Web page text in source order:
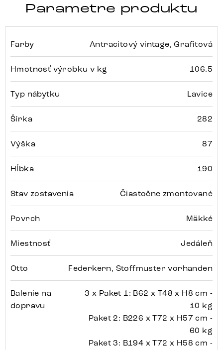
Parametre produktu
Farby Antracitový vintage, Grafitová
Hmotnosť výrobku v kg 106.5
Typ nábytku Lavice
Šírka 282
Výška 87
Hĺbka 190
Stav zostavenia Čiastočne zmontované
Povrch Mäkké
Miestnosť Jedáleň
Otto Federkern, Stoffmuster vorhanden
Balenie na
dopravu
3 x Paket 1: B62 x T48 x H8 cm -
10 kg
Paket 2: B226 x T72 x H57 cm -
60 kg
Paket 3: B194 x T72 x H58 cm -